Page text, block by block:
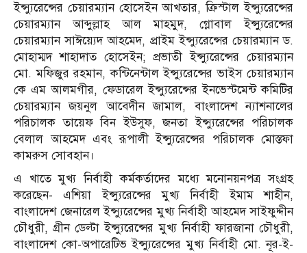
ইন্স্যুরেন্সের চেয়ারম্যান হোসেইন আখতার, ক্রিস্টাল ইন্স্যুরেন্সের
চেয়ারম্যান আব্দুল্লাহ আল মাহমুদ, গ্লোবাল ইন্স্যুরেন্সের
চেয়ারম্যান সাঈয়্যেদ আহমেদ, প্রাইম ইন্স্যুরেন্সের চেয়ারম্যান ড.
মোহাম্মদ শাহাদাত হোসেইন; প্রভাতী ইন্স্যুরেন্সের চেয়ারম্যান
মো. মফিজুর রহমান, কন্টিনেন্টাল ইন্স্যুরেন্সের ভাইস চেয়ারম্যান
কে এম আলমগীর, ফেডারেল ইন্স্যুরেন্সের ইনভেস্টমেন্ট কমিটির
চেয়ারম্যান জয়নুল আবেদীন জামাল, বাংলাদেশ ন্যাশনালের
পরিচালক তায়েফ বিন ইউসুফ, জনতা ইন্স্যুরেন্সের পরিচালক
বেলাল আহমেদ এবং রূপালী ইন্স্যুরেন্সের পরিচালক মোস্তফা
কামরুস সোবহান।
এ খাতে মুখ্য নির্বাহী কর্মকর্তাদের মধ্যে মনোনয়নপত্র সংগ্রহ
করেছেন- এশিয়া ইন্স্যুরেন্সের মুখ্য নির্বাহী ইমাম শাহীন,
বাংলাদেশ জেনারেল ইন্স্যুরেন্সের মুখ্য নির্বাহী আহমেদ সাইফুদ্দীন
চৌধুরী, গ্রীন ডেল্টা ইন্স্যুরেন্সের মুখ্য নির্বাহী ফারজানা চৌধুরী,
বাংলাদেশ কো-অপারেটিভ ইন্স্যুরেন্সের মুখ্য নির্বাহী মো. নূর-ই-